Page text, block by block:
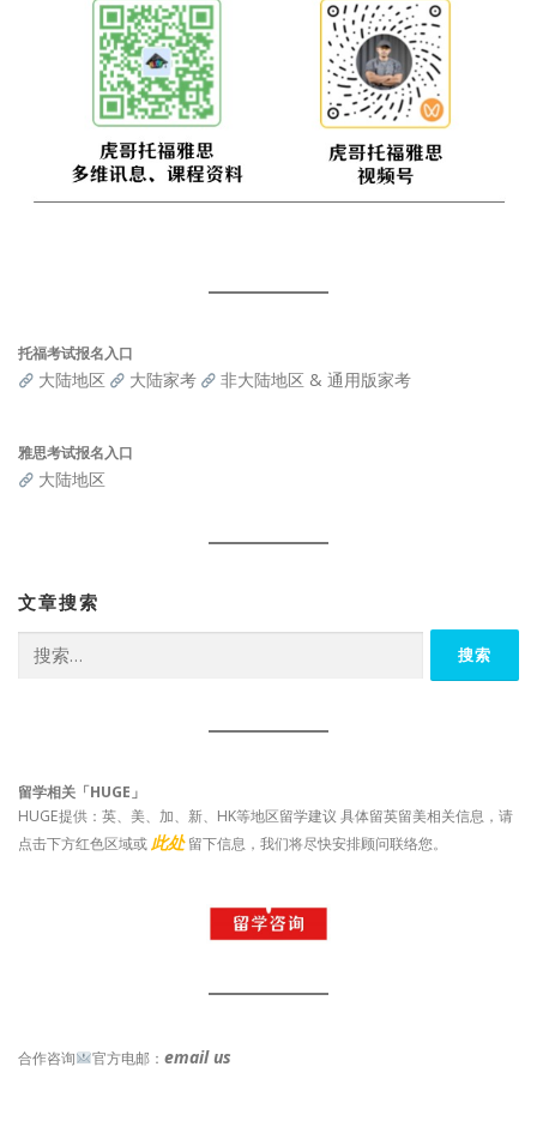
托福考试报名入口
大陆地区 大陆家考 非大陆地区 & 通用版家考
雅思考试报名入口
大陆地区
文章搜索
索：
留学相关「HUGE」
HUGE提供：英、美、加、新、HK等地区留学建议 具体留英留美相关信息，请
点击下方红色区域或此处 留下信息，我们将尽快安排顾问联络您。
合作咨询 官方电邮： email us